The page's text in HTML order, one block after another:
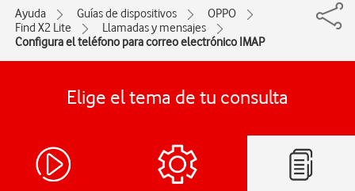
Ayuda Guías de dispositivos
OPPO
Find X2 Lite
Llamadas y mensajes
Configura el teléfono para correo electrónico IMAP
Elige el tema de tu consulta